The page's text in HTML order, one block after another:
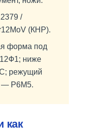
/
(КНР).
форма под
ниже
режущий
— Р6М5.
как